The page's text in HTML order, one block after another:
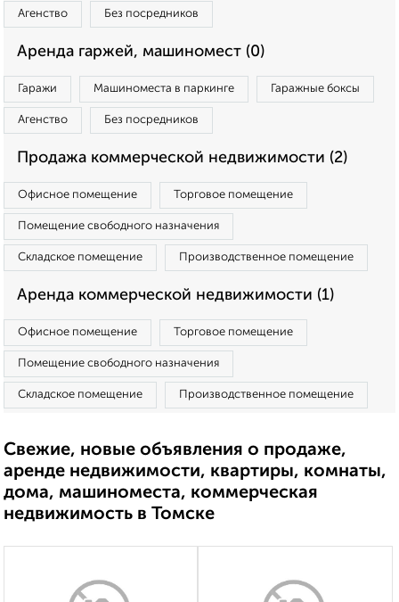
Агенство Без посредников
Аренда гаржей, машиномест (0)
Гаражи Машиноместа в паркинге Гаражные боксы
Агенство Без посредников
Продажа коммерческой недвижимости (2)
Офисное помещение Торговое помещение
Помещение свободного назначения
Складское помещение Производственное помещение
Аренда коммерческой недвижимости (1)
Офисное помещение Торговое помещение
Помещение свободного назначения
Складское помещение Производственное помещение
Свежие, новые объявления о продаже,
аренде недвижимости, квартиры, комнаты,
дома, машиноместа, коммерческая
недвижимость в Томске